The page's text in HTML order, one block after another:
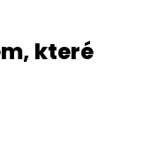
které